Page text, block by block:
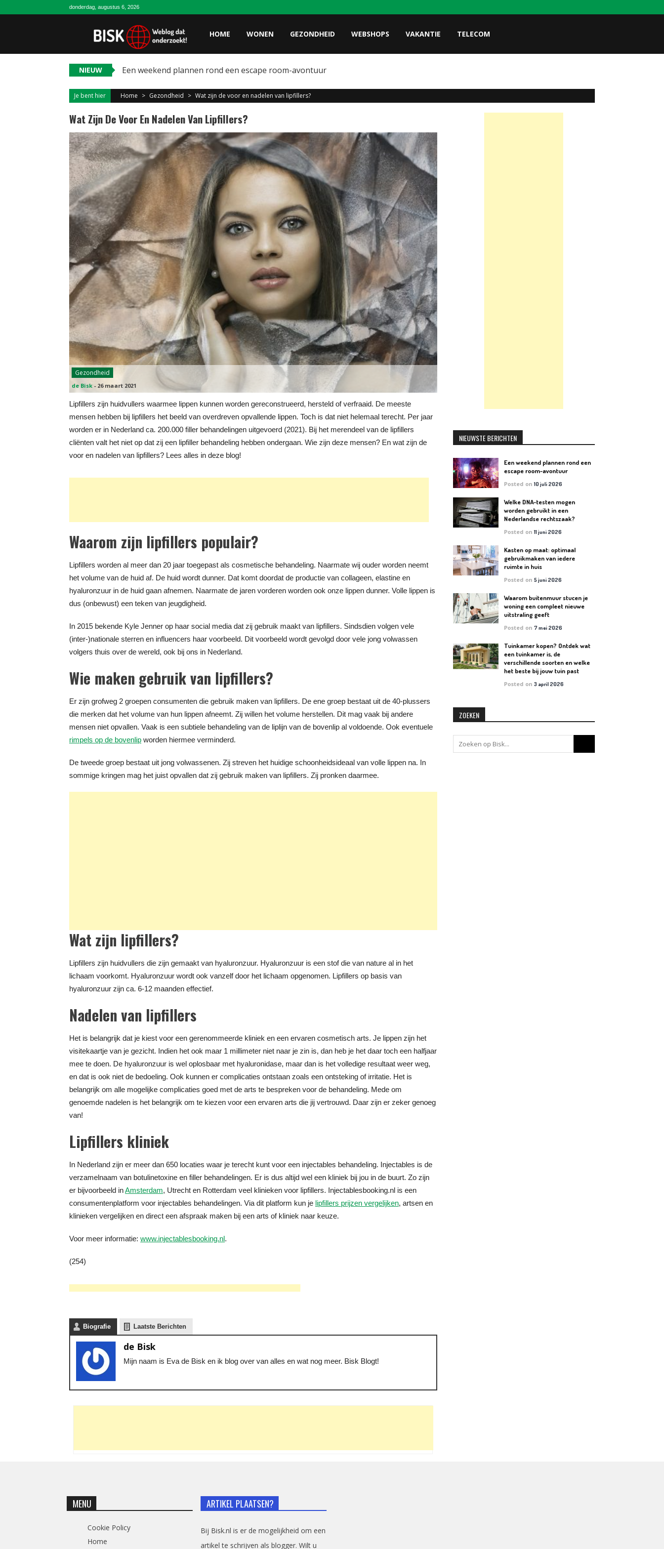
donderdag, augustus 6, 2026
HOME WONEN GEZONDHEID WEBSHOPS VAKANTIE TELECOM
NIEUW Een weekend plannen rond een escape room-avontuur
Je bent hier Home > Gezondheid > Wat zijn de voor en nadelen van lipfillers?
Wat Zijn De Voor En Nadelen Van Lipfillers?
Gezondheid
de Bisk - 26 maart 2021
Lipfillers zijn huidvullers waarmee lippen kunnen worden gereconstrueerd, hersteld of verfraaid. De meeste
mensen hebben bij lipfillers het beeld van overdreven opvallende lippen. Toch is dat niet helemaal terecht. Per jaar
worden er in Nederland ca. 200.000 filler behandelingen uitgevoerd (2021). Bij het merendeel van de lipfillers
cliënten valt het niet op dat zij een lipfiller behandeling hebben ondergaan. Wie zijn deze mensen? En wat zijn de
voor en nadelen van lipfillers? Lees alles in deze blog!
Waarom zijn lipfillers populair?
Lipfillers worden al meer dan 20 jaar toegepast als cosmetische behandeling. Naarmate wij ouder worden neemt
het volume van de huid af. De huid wordt dunner. Dat komt doordat de productie van collageen, elastine en
hyaluronzuur in de huid gaan afnemen. Naarmate de jaren vorderen worden ook onze lippen dunner. Volle lippen is
dus (onbewust) een teken van jeugdigheid.
In 2015 bekende Kyle Jenner op haar social media dat zij gebruik maakt van lipfillers. Sindsdien volgen vele
(inter-)nationale sterren en influencers haar voorbeeld. Dit voorbeeld wordt gevolgd door vele jong volwassen
volgers thuis over de wereld, ook bij ons in Nederland.
Wie maken gebruik van lipfillers?
Er zijn grofweg 2 groepen consumenten die gebruik maken van lipfillers. De ene groep bestaat uit de 40-plussers
die merken dat het volume van hun lippen afneemt. Zij willen het volume herstellen. Dit mag vaak bij andere
mensen niet opvallen. Vaak is een subtiele behandeling van de liplijn van de bovenlip al voldoende. Ook eventuele
rimpels op de bovenlip worden hiermee verminderd.
De tweede groep bestaat uit jong volwassenen. Zij streven het huidige schoonheidsideaal van volle lippen na. In
sommige kringen mag het juist opvallen dat zij gebruik maken van lipfillers. Zij pronken daarmee.
Wat zijn lipfillers?
Lipfillers zijn huidvullers die zijn gemaakt van hyaluronzuur. Hyaluronzuur is een stof die van nature al in het
lichaam voorkomt. Hyaluronzuur wordt ook vanzelf door het lichaam opgenomen. Lipfillers op basis van
hyaluronzuur zijn ca. 6-12 maanden effectief.
Nadelen van lipfillers
Het is belangrijk dat je kiest voor een gerenommeerde kliniek en een ervaren cosmetisch arts. Je lippen zijn het
visitekaartje van je gezicht. Indien het ook maar 1 millimeter niet naar je zin is, dan heb je het daar toch een halfjaar
mee te doen. De hyaluronzuur is wel oplosbaar met hyaluronidase, maar dan is het volledige resultaat weer weg,
en dat is ook niet de bedoeling. Ook kunnen er complicaties ontstaan zoals een ontsteking of irritatie. Het is
belangrijk om alle mogelijke complicaties goed met de arts te bespreken voor de behandeling. Mede om
genoemde nadelen is het belangrijk om te kiezen voor een ervaren arts die jij vertrouwd. Daar zijn er zeker genoeg
van!
Lipfillers kliniek
In Nederland zijn er meer dan 650 locaties waar je terecht kunt voor een injectables behandeling. Injectables is de
verzamelnaam van botulinetoxine en filler behandelingen. Er is dus altijd wel een kliniek bij jou in de buurt. Zo zijn
er bijvoorbeeld inAmsterdam, Utrecht en Rotterdam veel klinieken voor lipfillers. Injectablesbooking.nl is een
consumentenplatform voor injectables behandelingen. Via dit platform kun je lipfillers prijzen vergelijken, artsen en
klinieken vergelijken en direct een afspraak maken bij een arts of kliniek naar keuze.
Voor meer informatie: www.injectablesbooking.nl.
(254)
Biografie Laatste Berichten
de Bisk
Mijn naam is Eva de Bisk en ik blog over van alles en wat nog meer. Bisk Blogt!
NIEUWSTE BERICHTEN
Een weekend plannen rond een
escape room-avontuur
Posted on10 juli 2026
Welke DNA-testen mogen
worden gebruikt in een
Nederlandse rechtszaak?
Posted on11 juni 2026
Kasten op maat: optimaal
gebruikmaken van iedere
ruimte in huis
Posted on5 juni 2026
Waarom buitenmuur stucen je
woning een compleet nieuwe
uitstraling geeft
Posted on7 mei 2026
Tuinkamer kopen? Ontdek wat
een tuinkamer is, de
verschillende soorten en welke
het beste bij jouw tuin past
Posted on3 april 2026
ZOEKEN
MENU
Cookie Policy
Home
ARTIKEL PLAATSEN?
Bij Bisk.nl is er de mogelijkheid om een
artikel te schrijven als blogger. Wilt u